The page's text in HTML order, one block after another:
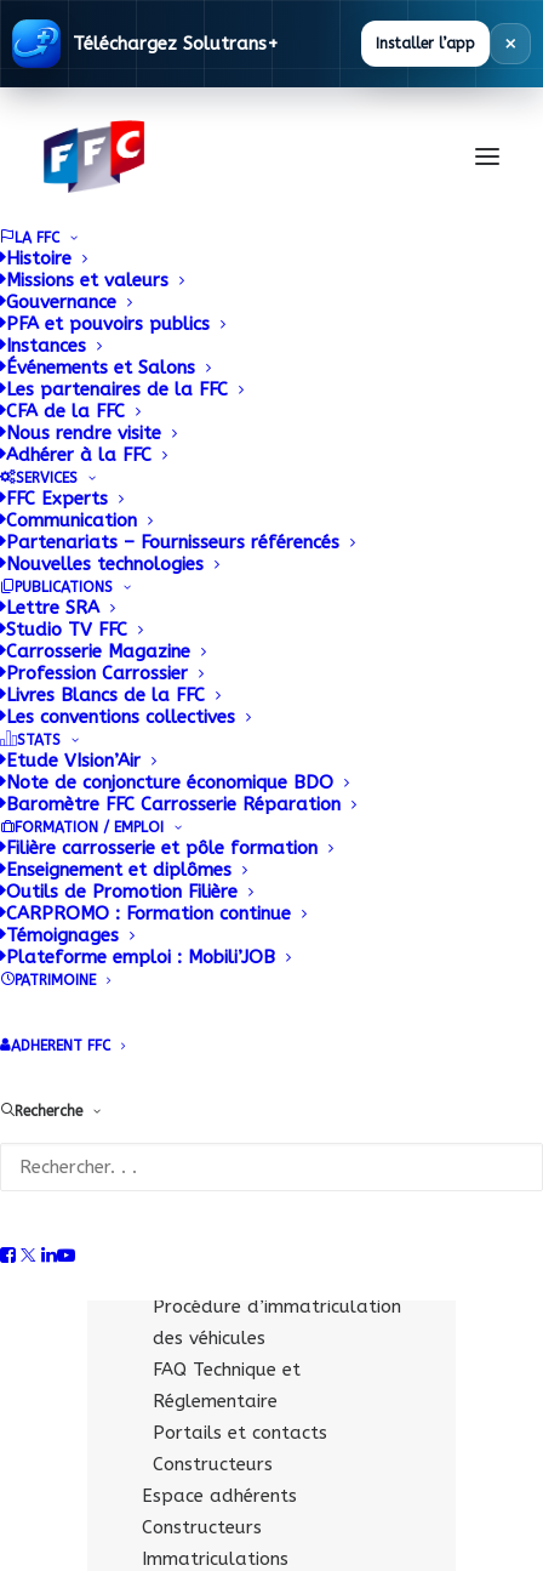
Téléchargez Solutrans+ Installer l’app ×
LA FFC
Histoire
Missions et valeurs
Gouvernance
PFA et pouvoirs publics
Instances
Événements et Salons
Les partenaires de la FFC
CFA de la FFC
Nous rendre visite
Adhérer à la FFC
SERVICES
FFC Experts
Communication
Partenariats – Fournisseurs référencés
Nouvelles technologies
PUBLICATIONS
Lettre SRA
Studio TV FFC
Carrosserie Magazine
Profession Carrossier
Livres Blancs de la FFC
Les conventions collectives
STATS
Etude VIsion’Air
Note de conjoncture économique BDO
Baromètre FFC Carrosserie Réparation
FORMATION / EMPLOI
Filière carrosserie et pôle formation
Enseignement et diplômes
Outils de Promotion Filière
CARPROMO : Formation continue
Témoignages
Plateforme emploi : Mobili’JOB
PATRIMOINE
ADHERENT FFC
Recherche
La FFC CONSTRUCTEURS met à
disposition des ses adhérents une base
documentaire alimentée en permanence.
Accueil FFC Constructeurs
Dernières publications FFC
Constructeurs
Procédure d’immatriculation
des véhicules
FAQ Technique et
Réglementaire
Portails et contacts
Constructeurs
Espace adhérents
Constructeurs
Immatriculations